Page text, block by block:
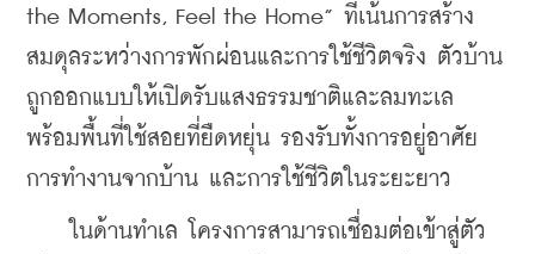
the Moments, Feel the Home” ที่เน้นการสร้าง
สมดุลระหว่างการพักผ่อนและการใช้ชีวิตจริง ตัวบ้าน
ถูกออกแบบให้เปิดรับแสงธรรมชาติและลมทะเล
พร้อมพื้นที่ใช้สอยที่ยืดหยุ่น รองรับทั้งการอยู่อาศัย
การทำงานจากบ้าน และการใช้ชีวิตในระยะยาว
ในด้านทำเล โครงการสามารถเชื่อมต่อเข้าสู่ตัว